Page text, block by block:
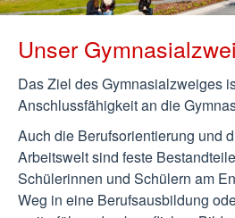
Unser
Das Ziel des Gymnasialzweiges
Anschlussfähigkeit an die
Auch die Berufsorientierung und
Arbeitswelt sind feste
Schülerinnen und Schülern am
Weg in eine Berufsausbildung